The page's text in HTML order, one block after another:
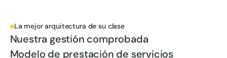
La mejor arquitectura de su clase
Nuestra gestión comprobada
Modelo de prestación de servicios